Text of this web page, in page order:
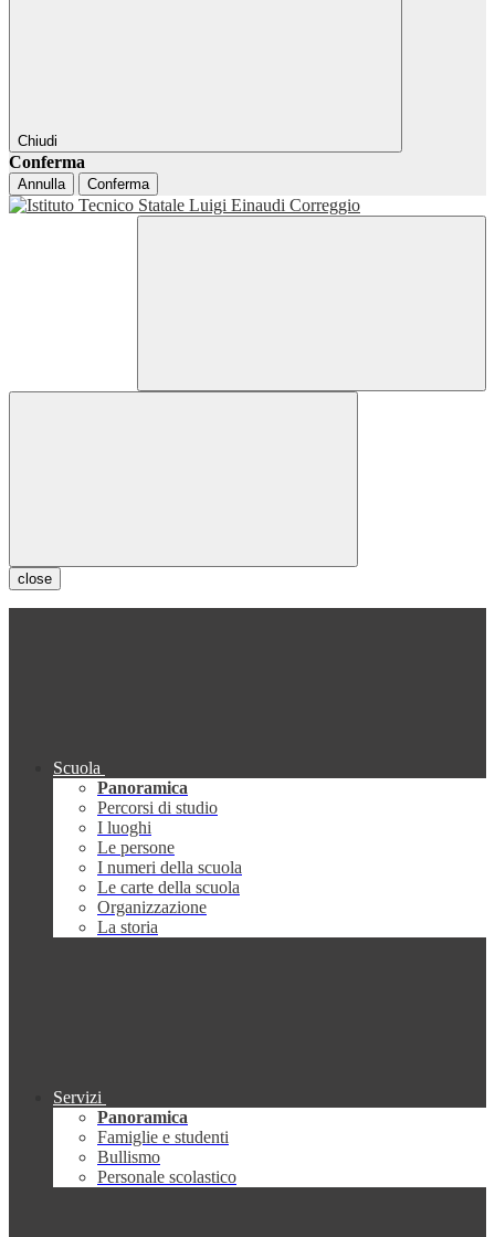
Chiudi
Conferma
Annulla Conferma
close
Scuola
Panoramica
Percorsi di studio
I luoghi
Le persone
I numeri della scuola
Le carte della scuola
Organizzazione
La storia
Servizi
Panoramica
Famiglie e studenti
Bullismo
Personale scolastico